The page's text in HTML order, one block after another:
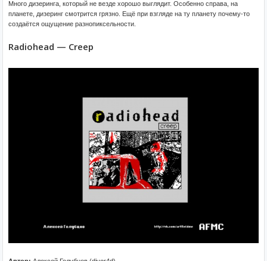
Много дизеринга, который не везде хорошо выглядит. Особенно справа, на
планете, дизеринг смотрится грязно. Ещё при взгляде на ту планету почему-то
создаётся ощущение разнопиксельности.
Radiohead — Creep